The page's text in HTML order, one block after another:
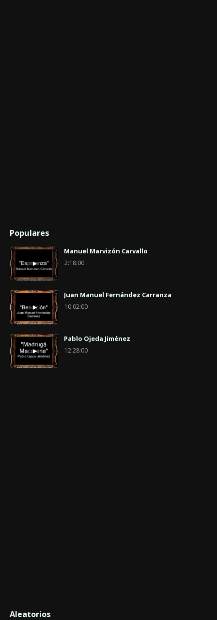
Populares
Manuel Marvizón Carvallo
2:18:00
Juan Manuel Fernández Carranza
10:02:00
Pablo Ojeda Jiménez
12:28:00
Aleatorios